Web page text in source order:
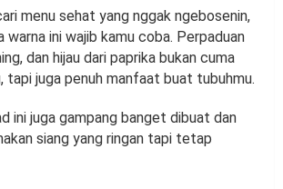
menu sehat yang nggak ngebosenin,
warna ini wajib kamu coba. Perpaduan
dan hijau dari paprika bukan cuma
tapi juga penuh manfaat buat tubuhmu.
ini juga gampang banget dibuat dan
siang yang ringan tapi tetap